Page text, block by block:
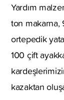
Yardım
ton makarna,
ortepedik
100 çift
kazaktan